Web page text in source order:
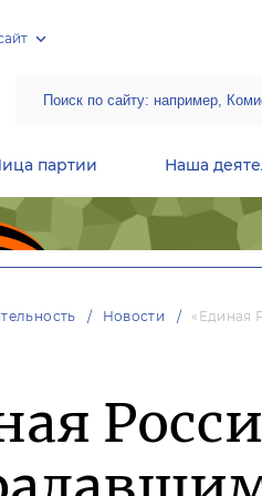
партии Наша
Новости «Единая